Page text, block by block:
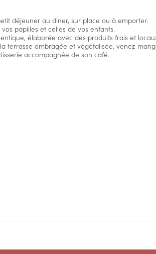
déjeuner au diner, sur place ou à emporter.
papilles et celles de vos enfants.
élaborée avec des produits frais et
terrasse ombragée et végétalisée, venez
accompagnée de son café.